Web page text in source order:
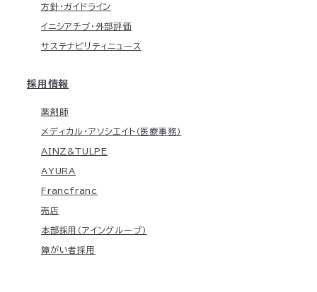
方針・ガイドライン
イニシアチブ・外部評価
サステナビリティニュース
採用情報
薬剤師
メディカル・アソシエイト（医療事務）
AINZ&TULPE
AYURA
Francfranc
売店
本部採用（アイングループ）
障がい者採用